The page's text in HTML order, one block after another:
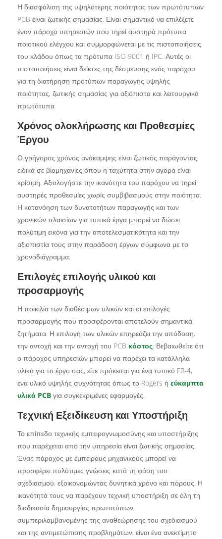
Η διασφάλιση της υψηλότερης ποιότητας των πρωτότυπων
PCB είναι ζωτικής σημασίας. Είναι σημαντικό να επιλέξετε
έναν πάροχο υπηρεσιών που τηρεί αυστηρά πρότυπα
ποιοτικού ελέγχου και συμμορφώνεται με τις πιστοποιήσεις
του κλάδου όπως τα πρότυπα ISO 9001 ή IPC. Αυτές οι
πιστοποιήσεις είναι δείκτες της δέσμευσης ενός παρόχου
για τη διατήρηση προτύπων παραγωγής υψηλής
ποιότητας, ζωτικής σημασίας για αξιόπιστα και λειτουργικά
πρωτότυπα.
Χρόνος ολοκλήρωσης και Προθεσμίες
Έργου
Ο γρήγορος χρόνος ανάκαμψης είναι ζωτικός παράγοντας,
ειδικά σε βιομηχανίες όπου η ταχύτητα στην αγορά είναι
κρίσιμη. Αξιολογήστε την ικανότητα του παρόχου να τηρεί
αυστηρές προθεσμίες χωρίς συμβιβασμούς στην ποιότητα.
Η κατανόηση των δυνατοτήτων παραγωγής και των
χρονικών πλαισίων για τυπικά έργα μπορεί να δώσει
πολύτιμη εικόνα για την αποτελεσματικότητα και την
αξιοπιστία τους στην παράδοση έργων σύμφωνα με το
χρονοδιάγραμμα.
Επιλογές επιλογής υλικού και
προσαρμογής
Η ποικιλία των διαθέσιμων υλικών και οι επιλογές
προσαρμογής που προσφέρονται αποτελούν σημαντικά
ζητήματα. Η επιλογή των υλικών επηρεάζει την απόδοση,
την αντοχή και την αντοχή του PCB κόστος. Βεβαιωθείτε ότι
ο πάροχος υπηρεσιών μπορεί να παρέχει τα κατάλληλα
υλικά για το έργο σας, είτε πρόκειται για ένα τυπικό FR-4,
ένα υλικό υψηλής συχνότητας όπως το Rogers ήεύκαμπτα
υλικά PCB για συγκεκριμένες εφαρμογές.
Τεχνική Εξειδίκευση και Υποστήριξη
Το επίπεδο τεχνικής εμπειρογνωμοσύνης και υποστήριξης
που παρέχεται από την υπηρεσία είναι ζωτικής σημασίας.
Ένας πάροχος με έμπειρους μηχανικούς μπορεί να
προσφέρει πολύτιμες γνώσεις κατά τη φάση του
σχεδιασμού, εξοικονομώντας δυνητικά χρόνο και πόρους. Η
ικανότητά τους να παρέχουν τεχνική υποστήριξη σε όλη τη
διαδικασία δημιουργίας πρωτοτύπων,
συμπεριλαμβανομένης της αναθεώρησης του σχεδιασμού
και της αντιμετώπισης προβλημάτων, είναι ένα ανεκτίμητο